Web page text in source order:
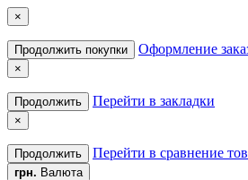
×
Продолжить покупки Оформление
×
Продолжить Перейти в закладки
×
Продолжить Перейти в сравнение
грн. Валюта